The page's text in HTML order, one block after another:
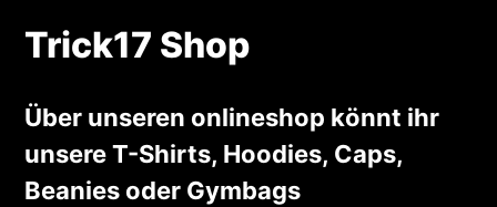
Trick17 Shop
Über unseren onlineshop könnt ihr
unsere T-Shirts, Hoodies, Caps,
Beanies oder Gymbags